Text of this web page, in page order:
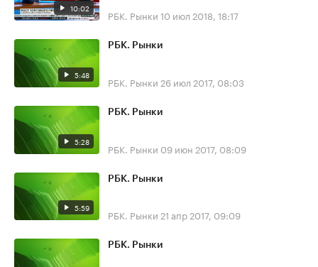
10:02 РБК. Рынки 10 июл 2018, 18:17
5:48
РБК. Рынки
РБК. Рынки 26 июл 2017, 08:03
5:28
РБК. Рынки
РБК. Рынки 09 июн 2017, 08:09
5:59
РБК. Рынки
РБК. Рынки 21 апр 2017, 09:09
РБК. Рынки